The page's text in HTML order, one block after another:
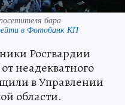
бара
в Фотобанк КП
Росгвардии
неадекватного
в Управлении
области.